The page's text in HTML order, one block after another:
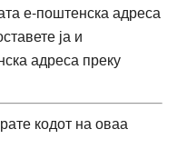
е-поштенска адреса
ја и
адреса преку
кодот на оваа